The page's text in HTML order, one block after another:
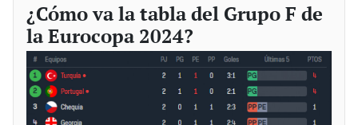
¿Cómo va la tabla del Grupo F de
la Eurocopa 2024?